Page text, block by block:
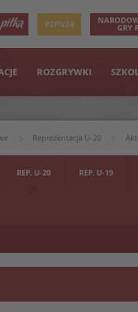
PZPN24 GRY
ROZGRYWKI
Reprezentacja U-20
REP. U-20 REP. U-19